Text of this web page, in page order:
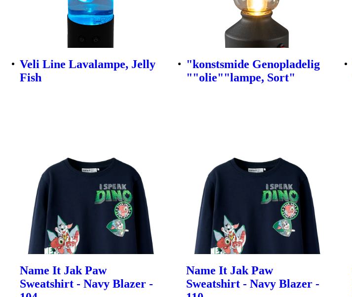
Veli Line Lavalampe, Jelly
Fish
"konstsmide Genopladelig
""olie""lampe, Sort"
Name It Jak Paw
Sweatshirt - Navy Blazer -
Name It Jak Paw
Sweatshirt - Navy Blazer -